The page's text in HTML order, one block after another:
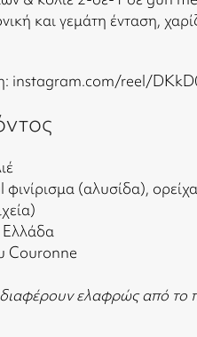
και γεμάτη ένταση,
instagram.com/reel/
(αλυσίδα),
Ελλάδα
Couronne
ελαφρώς από το